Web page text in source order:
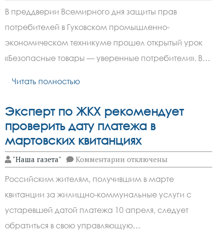
Гуковского
промышленно-
экономического
техникума
рассказали
о
В преддверии Всемирного дня защиты прав
потребителей в Гуковском промышленно-
экономическом техникуме прошел открытый урок
«Безопасные товары — уверенные потребители». В…
Читать полностью
Эксперт по ЖКХ рекомендует
проверить дату платежа в
мартовских квитанциях
"Наша газета" Комментарии к
записи
по
ЖКХ
рекомендует
проверить
дату
платежа
отключены
Российским жителям, получившим в марте
квитанции за жилищно-коммунальные услуги с
устаревшей датой платежа 10 апреля, следует
обратиться в свою управляющую…